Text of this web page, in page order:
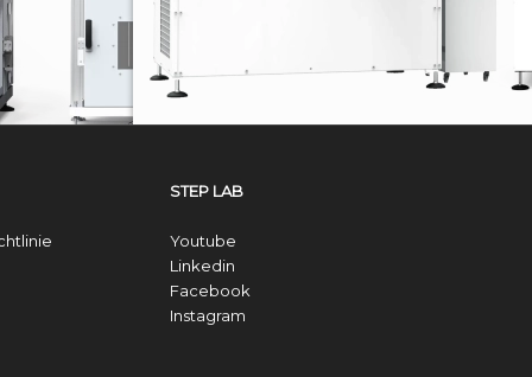
STEP LAB
Youtube
Linkedin
Facebook
Instagram